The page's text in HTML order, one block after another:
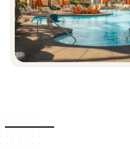
với các gia đình trẻ, đồng thời gần kề